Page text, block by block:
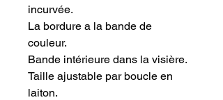
incurvée.
La bordure a la bande de
couleur.
Bande intérieure dans la visière.
Taille ajustable par boucle en
laiton.